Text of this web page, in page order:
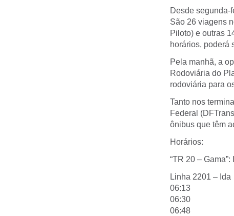
Desde segunda-
São 26 viagens
Piloto) e outras
horários, poderá
Pela manhã, a
Rodoviária do
rodoviária para
Tanto nos
Federal
ônibus que têm
Horários:
“TR 20 –
Linha 2201 – Ida
06:13
06:30
06:48